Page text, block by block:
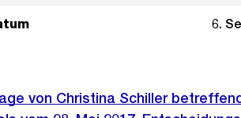
6.
von Christina Schiller